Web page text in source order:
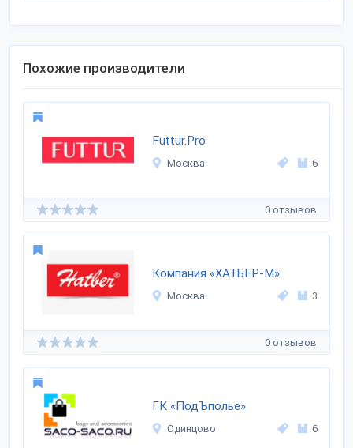
Похожие производители
Futtur.Pro
Москва 6
0 отзывов
Компания «ХАТБЕР-М»
Москва 3
0 отзывов
ГК «ПодЪполье»
Одинцово 6